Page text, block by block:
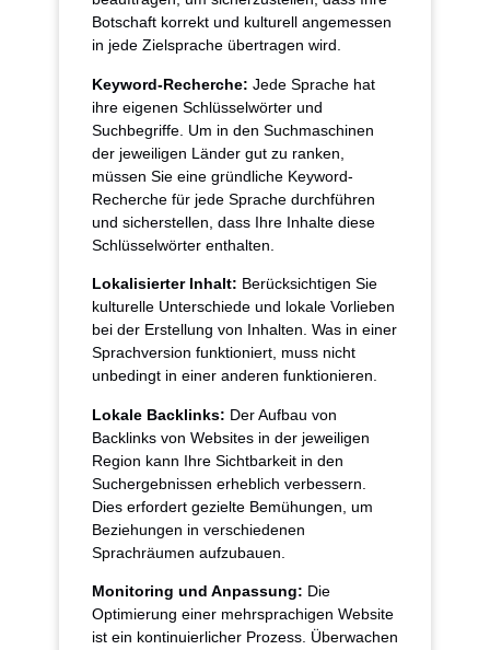
Botschaft korrekt und kulturell angemessen
in jede Zielsprache übertragen wird.
Keyword-Recherche: Jede Sprache hat
ihre eigenen Schlüsselwörter und
Suchbegriffe. Um in den Suchmaschinen
der jeweiligen Länder gut zu ranken,
müssen Sie eine gründliche Keyword-
Recherche für jede Sprache durchführen
und sicherstellen, dass Ihre Inhalte diese
Schlüsselwörter enthalten.
Lokalisierter Inhalt: Berücksichtigen Sie
kulturelle Unterschiede und lokale Vorlieben
bei der Erstellung von Inhalten. Was in einer
Sprachversion funktioniert, muss nicht
unbedingt in einer anderen funktionieren.
Lokale Backlinks: Der Aufbau von
Backlinks von Websites in der jeweiligen
Region kann Ihre Sichtbarkeit in den
Suchergebnissen erheblich verbessern.
Dies erfordert gezielte Bemühungen, um
Beziehungen in verschiedenen
Sprachräumen aufzubauen.
Monitoring und Anpassung: Die
Optimierung einer mehrsprachigen Website
ist ein kontinuierlicher Prozess. Überwachen